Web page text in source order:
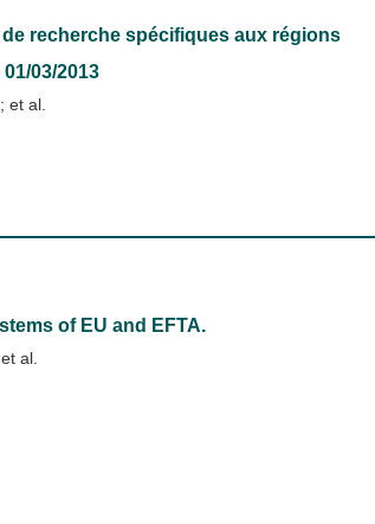
recherche spécifiques aux régions
01/03/2013
; et al.
of EU and EFTA.
al.